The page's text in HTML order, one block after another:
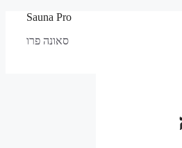
Sauna Pro
סאונה פרו